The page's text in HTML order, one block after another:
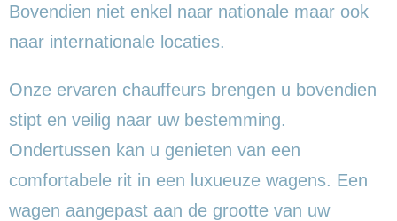
Bovendien niet enkel naar nationale maar ook
naar internationale locaties.
Onze ervaren chauffeurs brengen u bovendien
stipt en veilig naar uw bestemming.
Ondertussen kan u genieten van een
comfortabele rit in een luxueuze wagens. Een
wagen aangepast aan de grootte van uw